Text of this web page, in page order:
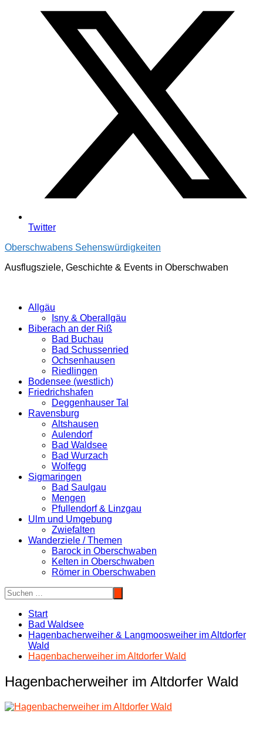
Twitter
Oberschwabens Sehenswürdigkeiten
Ausflugsziele, Geschichte & Events in Oberschwaben
Allgäu
Isny & Oberallgäu
Biberach an der Riß
Bad Buchau
Bad Schussenried
Ochsenhausen
Riedlingen
Bodensee (westlich)
Friedrichshafen
Deggenhauser Tal
Ravensburg
Altshausen
Aulendorf
Bad Waldsee
Bad Wurzach
Wolfegg
Sigmaringen
Bad Saulgau
Mengen
Pfullendorf & Linzgau
Ulm und Umgebung
Zwiefalten
Wanderziele / Themen
Barock in Oberschwaben
Kelten in Oberschwaben
Römer in Oberschwaben
Start
Bad Waldsee
Hagenbacherweiher & Langmoosweiher im Altdorfer
Wald
Hagenbacherweiher im Altdorfer Wald
Hagenbacherweiher im Altdorfer Wald